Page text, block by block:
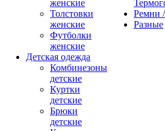
женские
Толстовки
женские
Футболки
женские
Детская одежда
Комбинезоны
детские
Куртки
детские
Брюки
детские
Ремни
Разные